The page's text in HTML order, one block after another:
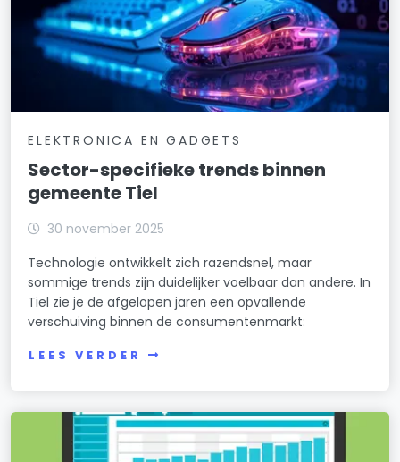
ELEKTRONICA EN GADGETS
Sector-specifieke trends binnen
gemeente Tiel
30 november 2025
Technologie ontwikkelt zich razendsnel, maar
sommige trends zijn duidelijker voelbaar dan andere. In
Tiel zie je de afgelopen jaren een opvallende
verschuiving binnen de consumentenmarkt:
LEES VERDER